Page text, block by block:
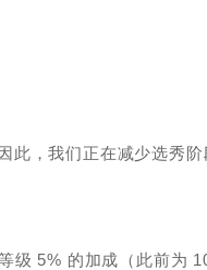
此，我们正在减少选秀阶
级 5% 的加成（此前为